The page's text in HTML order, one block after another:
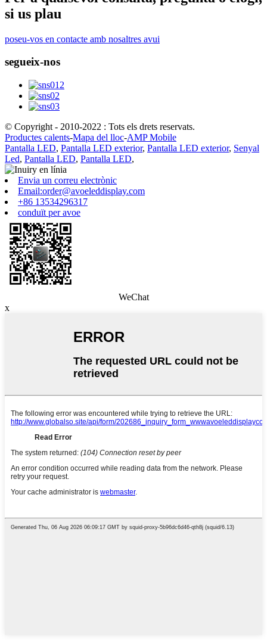
si us plau
poseu-vos en contacte amb nosaltres avui
segueix-nos
© Copyright - 2010-2022 : Tots els drets reservats.
Productes calents-Mapa del lloc-AMP Mobile
Pantalla LED, Pantalla LED exterior, Pantalla LED exterior, Senyal
Led, Pantalla LED, Pantalla LED,
Envia un correu electrònic
Email:order@avoeleddisplay.com
+86 13534296317
conduït per avoe
WeChat
x